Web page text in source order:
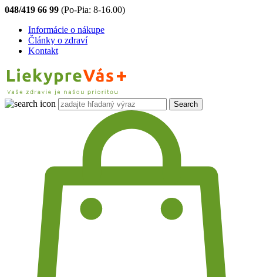
048/419 66 99 (Po-Pia: 8-16.00)
Informácie o nákupe
Články o zdraví
Kontakt